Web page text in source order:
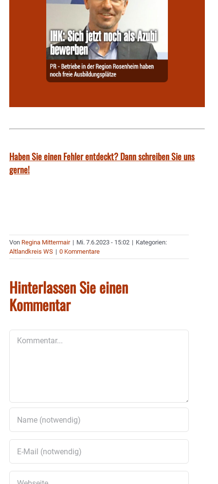
Haben Sie einen Fehler entdeckt? Dann schreiben Sie uns
gerne!
Von Regina Mittermair | Mi. 7.6.2023 - 15:02 | Kategorien:
Altlandkreis WS | 0 Kommentare
Hinterlassen Sie einen
Kommentar